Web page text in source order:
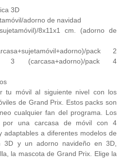
3D
adorno de navidad
8x11x1 cm. (adorno de
pack 2
3 (carcasa+adorno)/pack 4
tu móvil al siguiente nivel con los
de Grand Prix. Estos packs son
cualquier fan del programa. Los
por una carcasa de móvil con 4
adaptables a diferentes modelos de
3D y un adorno navideño en 3D,
la mascota de Grand Prix. Elige la